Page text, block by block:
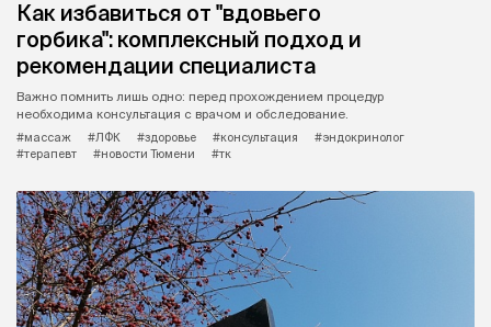
Как избавиться от "вдовьего
горбика": комплексный подход и
рекомендации специалиста
Важно помнить лишь одно: перед прохождением процедур
необходима консультация с врачом и обследование.
#массаж
#ЛФК #здоровье #консультация
#эндокринолог
#терапевт
#новости Тюмени #тк